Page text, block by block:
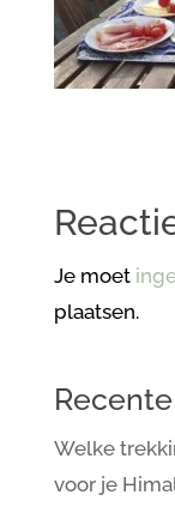
Je moet
plaatsen.
Welke
voor je